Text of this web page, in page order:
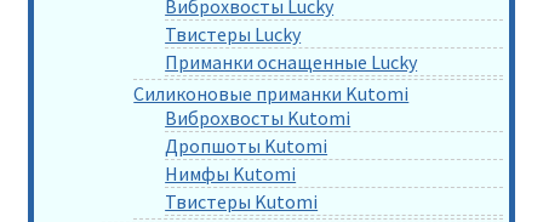
Виброхвосты Lucky
Твистеры Lucky
Приманки оснащенные Lucky
Силиконовые приманки Kutomi
Виброхвосты Kutomi
Дропшоты Kutomi
Нимфы Kutomi
Твистеры Kutomi